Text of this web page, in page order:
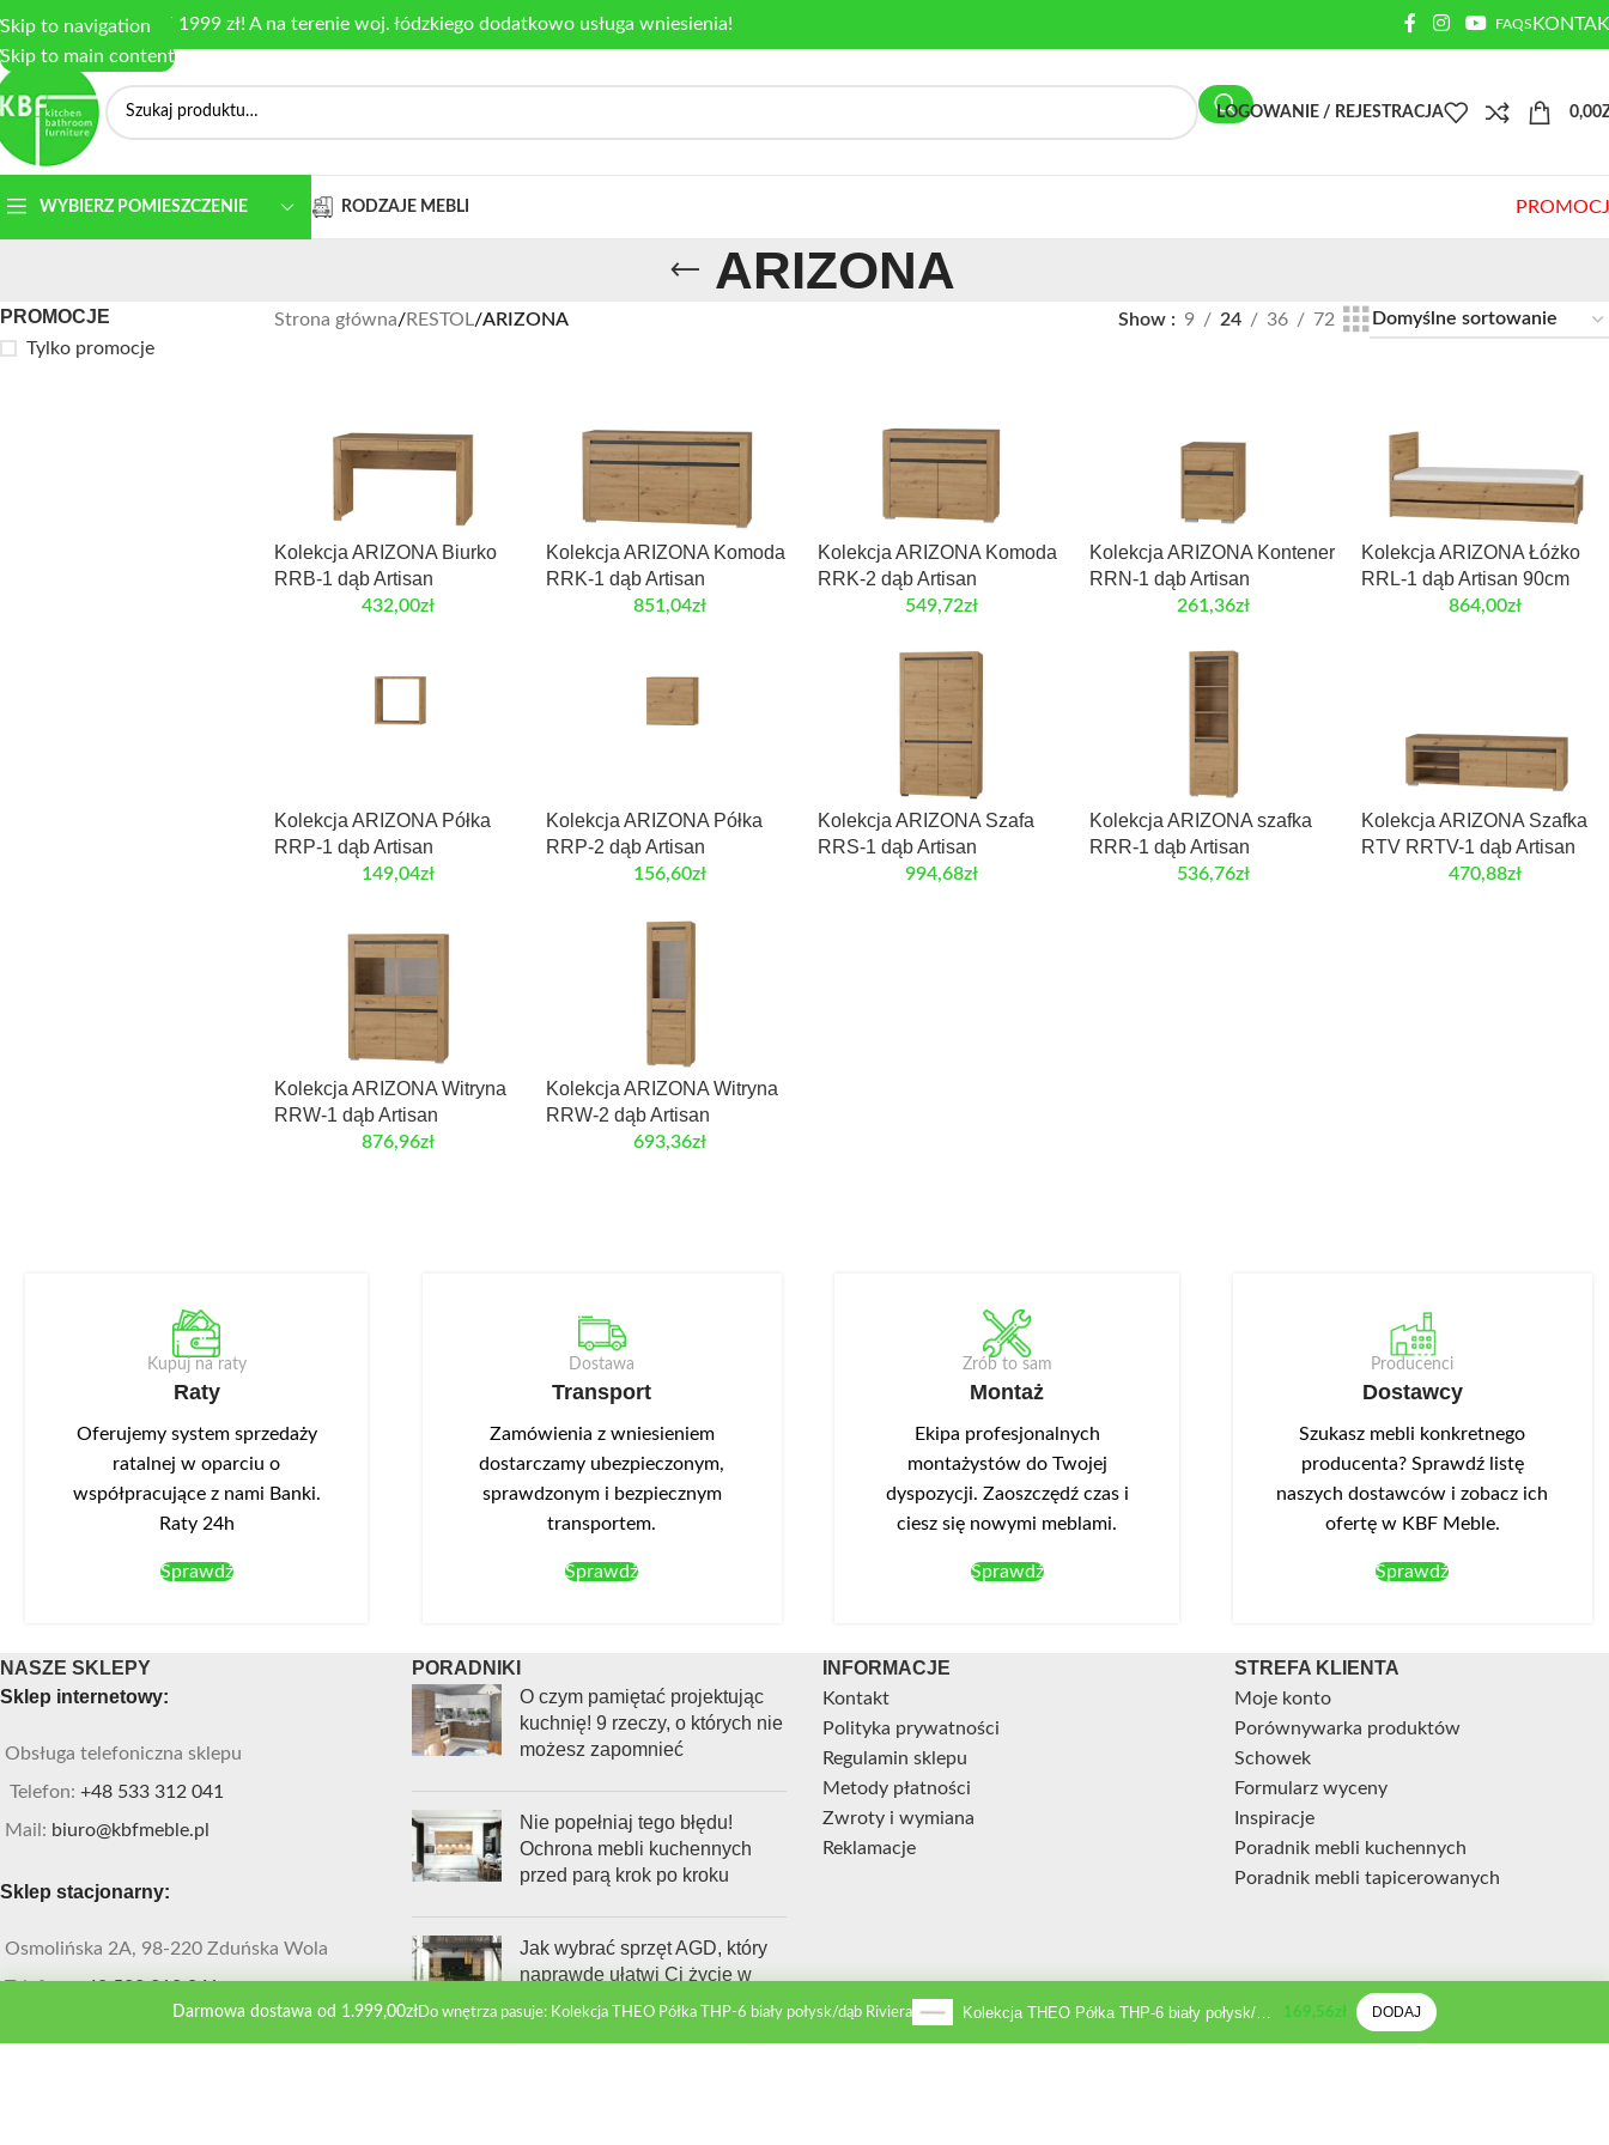
Skip to navigation
Skip to main content
dostawa od 1999 zł! A na terenie woj. łódzkiego dodatkowo usługa wniesienia! FAQS
LOGOWANIE / REJESTRACJA 0,00
WYBIERZ POMIESZCZENIE RODZAJE MEBLI
ARIZONA
PROMOCJE
Tylko promocje
Strona główna/RESTOL/ARIZONA Show 9 24 36 72
Kolekcja ARIZONA Biurko
RRB-1 dąb Artisan
432,00zł
Kolekcja ARIZONA Komoda
RRK-1 dąb Artisan
851,04zł
Kolekcja ARIZONA Komoda
RRK-2 dąb Artisan
549,72zł
Kolekcja ARIZONA Kontener
RRN-1 dąb Artisan
261,36zł
Kolekcja ARIZONA Łóżko
RRL-1 dąb Artisan 90cm
864,00zł
Kolekcja ARIZONA Półka
RRP-1 dąb Artisan
149,04zł
Kolekcja ARIZONA Półka
RRP-2 dąb Artisan
156,60zł
Kolekcja ARIZONA Szafa
RRS-1 dąb Artisan
994,68zł
Kolekcja ARIZONA szafka
RRR-1 dąb Artisan
536,76zł
Kolekcja ARIZONA Szafka
RTV RRTV-1 dąb Artisan
470,88zł
Kolekcja ARIZONA Witryna
RRW-1 dąb Artisan
876,96zł
Kolekcja ARIZONA Witryna
RRW-2 dąb Artisan
693,36zł
Kupuj na raty
Raty
Oferujemy system sprzedaży
ratalnej w oparciu o
współpracujące z nami Banki.
Raty 24h
Sprawdź
Dostawa
Transport
Zamówienia z wniesieniem
dostarczamy ubezpieczonym,
sprawdzonym i bezpiecznym
transportem.
Sprawdź
Zrób to sam
Montaż
Ekipa profesjonalnych
montażystów do Twojej
dyspozycji. Zaoszczędź czas i
ciesz się nowymi meblami.
Sprawdź
Producenci
Dostawcy
Szukasz mebli konkretnego
producenta? Sprawdź listę
naszych dostawców i zobacz ich
ofertę w KBF Meble.
Sprawdź
NASZE SKLEPY
Sklep internetowy:
Obsługa telefoniczna sklepu
Telefon: +48 533 312 041
Mail: biuro@kbfmeble.pl
Sklep stacjonarny:
Osmolińska 2A, 98-220 Zduńska Wola
Telefon:+48 533 312 041
PORADNIKI
O czym pamiętać projektując
kuchnię! 9 rzeczy, o których nie
możesz zapomnieć
Nie popełniaj tego błędu!
Ochrona mebli kuchennych
przed parą krok po kroku
Jak wybrać sprzęt AGD, który
naprawdę ułatwi Ci życie w
kuchni?
INFORMACJE
Kontakt
Polityka prywatności
Regulamin sklepu
Metody płatności
Zwroty i wymiana
Reklamacje
STREFA KLIENTA
Moje konto
Porównywarka produktów
Schowek
Formularz wyceny
Inspiracje
Poradnik mebli kuchennych
Poradnik mebli tapicerowanych
Darmowa dostawa od 1.999,00zł Do wnętrza pasuje: Kolekcja THEO Półka THP-6 biały połysk/dąb Riviera 169,56zł DODAJ